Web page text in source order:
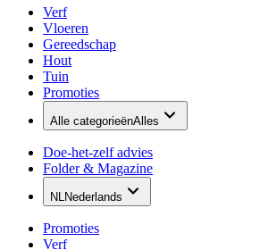
Verf
Vloeren
Gereedschap
Hout
Tuin
Promoties
Alle categorieënAlles
Doe-het-zelf advies
Folder & Magazine
NLNederlands
Promoties
Verf